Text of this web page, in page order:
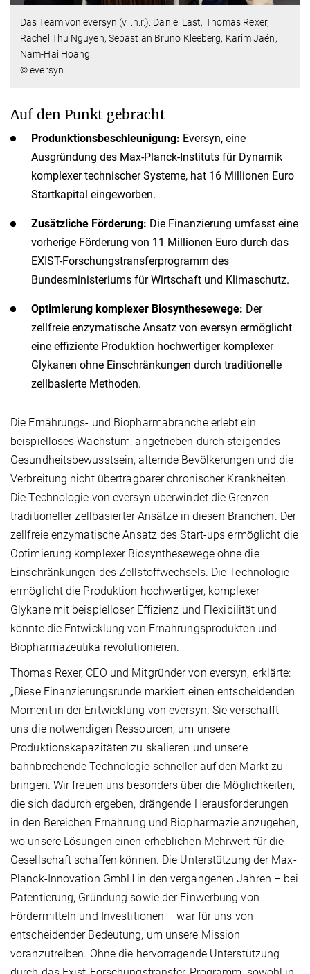
Das Team von eversyn (v.l.n.r.): Daniel Last, Thomas Rexer,
Rachel Thu Nguyen, Sebastian Bruno Kleeberg, Karim Jaén,
Nam-Hai Hoang.
© eversyn
Auf den Punkt gebracht
Produnktionsbeschleunigung: Eversyn, eine
Ausgründung des Max-Planck-Instituts für Dynamik
komplexer technischer Systeme, hat 16 Millionen Euro
Startkapital eingeworben.
Zusätzliche Förderung: Die Finanzierung umfasst eine
vorherige Förderung von 11 Millionen Euro durch das
EXIST-Forschungstransferprogramm des
Bundesministeriums für Wirtschaft und Klimaschutz.
Optimierung komplexer Biosynthesewege: Der
zellfreie enzymatische Ansatz von eversyn ermöglicht
eine effiziente Produktion hochwertiger komplexer
Glykanen ohne Einschränkungen durch traditionelle
zellbasierte Methoden.
Die Ernährungs- und Biopharmabranche erlebt ein
beispielloses Wachstum, angetrieben durch steigendes
Gesundheitsbewusstsein, alternde Bevölkerungen und die
Verbreitung nicht übertragbarer chronischer Krankheiten.
Die Technologie von eversyn überwindet die Grenzen
traditioneller zellbasierter Ansätze in diesen Branchen. Der
zellfreie enzymatische Ansatz des Start-ups ermöglicht die
Optimierung komplexer Biosynthesewege ohne die
Einschränkungen des Zellstoffwechsels. Die Technologie
ermöglicht die Produktion hochwertiger, komplexer
Glykane mit beispielloser Effizienz und Flexibilität und
könnte die Entwicklung von Ernährungsprodukten und
Biopharmazeutika revolutionieren.
Thomas Rexer, CEO und Mitgründer von eversyn, erklärte:
„Diese Finanzierungsrunde markiert einen entscheidenden
Moment in der Entwicklung von eversyn. Sie verschafft
uns die notwendigen Ressourcen, um unsere
Produktionskapazitäten zu skalieren und unsere
bahnbrechende Technologie schneller auf den Markt zu
bringen. Wir freuen uns besonders über die Möglichkeiten,
die sich dadurch ergeben, drängende Herausforderungen
in den Bereichen Ernährung und Biopharmazie anzugehen,
wo unsere Lösungen einen erheblichen Mehrwert für die
Gesellschaft schaffen können. Die Unterstützung der Max-
Planck-Innovation GmbH in den vergangenen Jahren – bei
Patentierung, Gründung sowie der Einwerbung von
Fördermitteln und Investitionen – war für uns von
entscheidender Bedeutung, um unsere Mission
voranzutreiben. Ohne die hervorragende Unterstützung